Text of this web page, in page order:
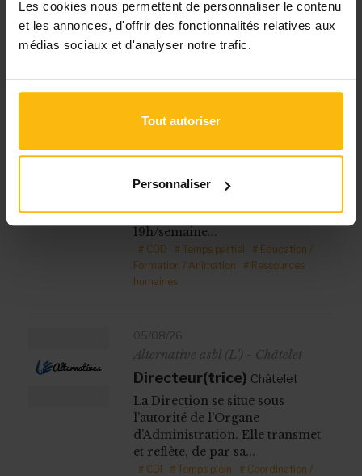
Les cookies nous permettent de personnaliser le contenu
et les annonces, d'offrir des fonctionnalités relatives aux
médias sociaux et d'analyser notre trafic.
Tout autoriser
Personnaliser
# CDI # Temps plein # APE # #
Coordination / Management / Direction
05/08/26
William Lennox - Ottignies
humaines Ottignies
Employé RH Formation (H/F/X)
de travail : temps partiel 50% soit
19h/semaine...
# CDD # Temps partiel
# Education /
Formation / Animation
# Ressources
humaines
05/08/26
Alternative asbl (L') - Châtelet
Directeur(trice) Châtelet
La Direction se situe sous
l’autorité de l’Organe
d’Administration. Elle transmet
et reflète, de par sa...
# CDI # Temps plein
# Coordination /